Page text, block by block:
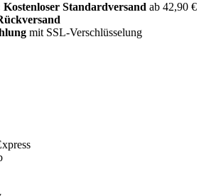
Standardversand ab 42,90 €
mit SSL-Verschlüsselung